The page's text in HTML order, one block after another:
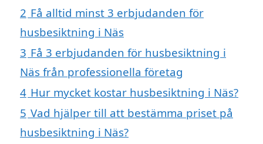
2 Få alltid minst 3 erbjudanden för
husbesiktning i Näs
3 Få 3 erbjudanden för husbesiktning i
Näs från professionella företag
4 Hur mycket kostar husbesiktning i Näs?
5 Vad hjälper till att bestämma priset på
husbesiktning i Näs?